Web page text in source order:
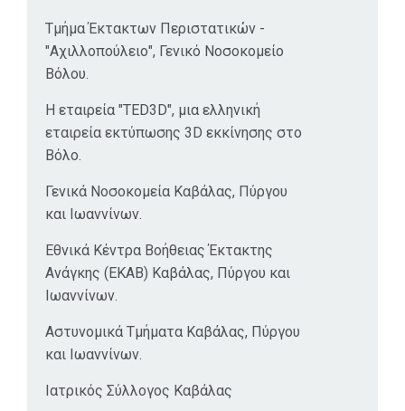
Τμήμα Έκτακτων Περιστατικών -
"Αχιλλοπούλειο", Γενικό Νοσοκομείο
Βόλου.
Η εταιρεία "TED3D", μια ελληνική
εταιρεία εκτύπωσης 3D εκκίνησης στο
Βόλο.
Γενικά Νοσοκομεία Καβάλας, Πύργου
και Ιωαννίνων.
Εθνικά Κέντρα Βοήθειας Έκτακτης
Ανάγκης (ΕΚΑΒ) Καβάλας, Πύργου και
Ιωαννίνων.
Αστυνομικά Τμήματα Καβάλας, Πύργου
και Ιωαννίνων.
Ιατρικός Σύλλογος Καβάλας